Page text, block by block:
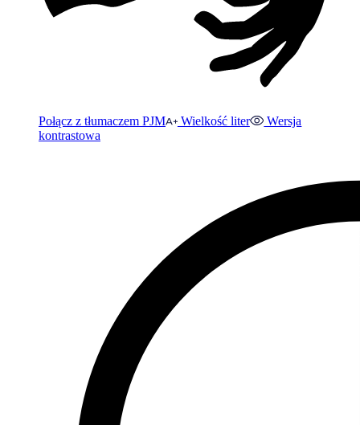
Połącz z tłumaczem PJM Wielkość liter
Wersja
kontrastowa